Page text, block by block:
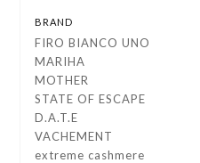
BRAND
FIRO BIANCO UNO
MARIHA
MOTHER
STATE OF ESCAPE
D.A.T.E
VACHEMENT
extreme cashmere